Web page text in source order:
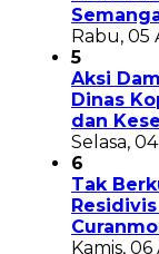
Rabu, 05
5
Aksi
Dinas
dan
Selasa,
6
Tak
Kamis,